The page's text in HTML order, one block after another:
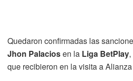
Quedaron confirmadas las
Jhon Palaciosen la Liga BetPlay
que recibieron en la visita a